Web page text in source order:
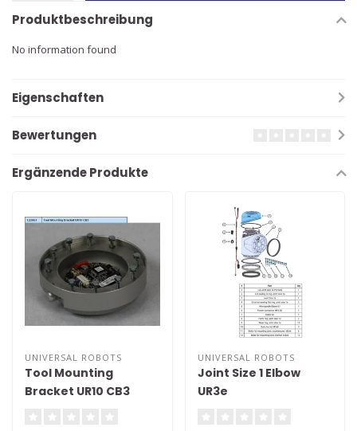
Produktbeschreibung
No information found
Eigenschaften
Bewertungen
Ergänzende Produkte
UNIVERSAL ROBOTS
Tool Mounting
Bracket UR10 CB3
UNIVERSAL ROBOTS
Joint Size 1 Elbow
UR3e